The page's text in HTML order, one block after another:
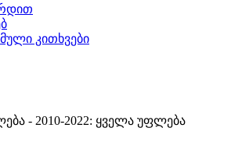
კითხვები
- 2010-2022: ყველა უფლება